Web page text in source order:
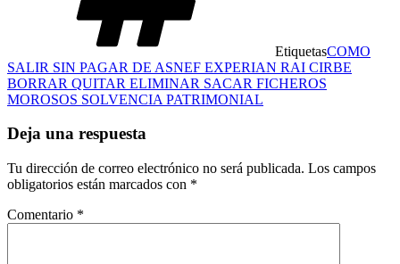
EtiquetasCOMO
SALIR SIN PAGAR DE ASNEF EXPERIAN RAI CIRBE
BORRAR QUITAR ELIMINAR SACAR FICHEROS
MOROSOS SOLVENCIA PATRIMONIAL
Deja una respuesta
Tu dirección de correo electrónico no será publicada. Los campos
obligatorios están marcados con *
Comentario *